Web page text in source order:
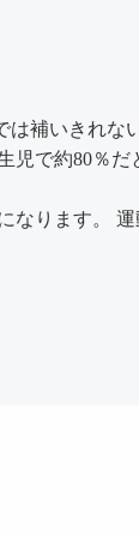
は補いきれな
児で約80％
なります。